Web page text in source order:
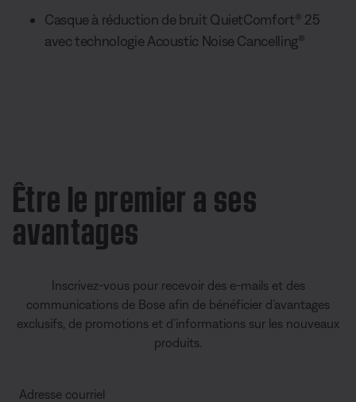
Casque à réduction de bruit QuietComfort® 25
avec technologie Acoustic Noise Cancelling®
Être le premier a ses
avantages
Inscrivez-vous pour recevoir des e-mails et des
communications de Bose afin de bénéficier d’avantages
exclusifs, de promotions et d’informations sur les nouveaux
produits.
Adresse courriel